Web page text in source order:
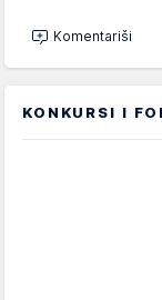
Komentariši
KONKURSI I